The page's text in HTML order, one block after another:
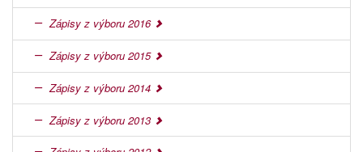
Zápisy z výboru 2016
Zápisy z výboru 2015
Zápisy z výboru 2014
Zápisy z výboru 2013